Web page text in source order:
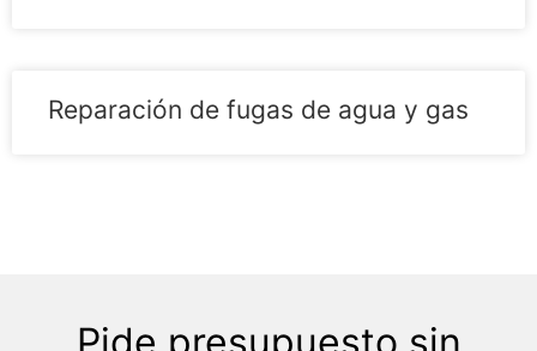
Reparación de fugas de agua y gas